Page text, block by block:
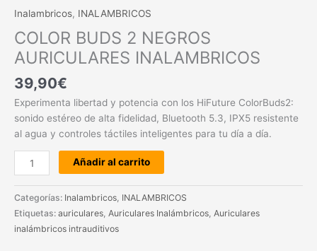
Inalambricos, INALAMBRICOS
COLOR BUDS 2 NEGROS
AURICULARES INALAMBRICOS
39,90€
Experimenta libertad y potencia con los HiFuture ColorBuds2:
sonido estéreo de alta fidelidad, Bluetooth 5.3, IPX5 resistente
al agua y controles táctiles inteligentes para tu día a día.
Añadir al carrito
Categorías: Inalambricos, INALAMBRICOS
Etiquetas: auriculares, Auriculares Inalámbricos, Auriculares
inalámbricos intrauditivos